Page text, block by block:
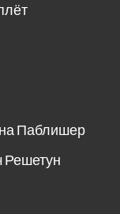
Паблишер
Решетун